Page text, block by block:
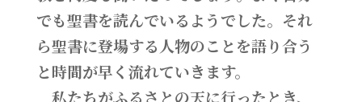
でも聖書を読んでいるようでした。それ
ら聖書に登場する人物のことを語り合う
と時間が早く流れていきます。
私たちがふるさとの天に行ったとき、